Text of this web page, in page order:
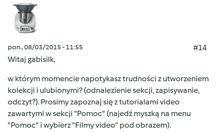
pon., 08/03/2015 - 11:55
#14
Witaj gabisilk,
w którym momencie napotykasz trudności z utworzeniem
kolekcji i ulubionymi? (odnalezienie sekcji, zapisywanie,
odczyt?). Prosimy zapoznaj się z tutorialami video
zawartymi w sekcji "Pomoc" (najedź myszką na menu
"Pomoc" i wybierz "Filmy video" pod obrazem).